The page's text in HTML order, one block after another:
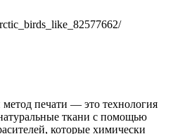
печати — это технология
ткани с помощью
которые химически